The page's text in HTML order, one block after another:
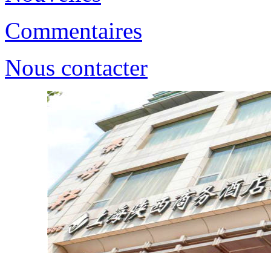
Commentaires
Nous contacter